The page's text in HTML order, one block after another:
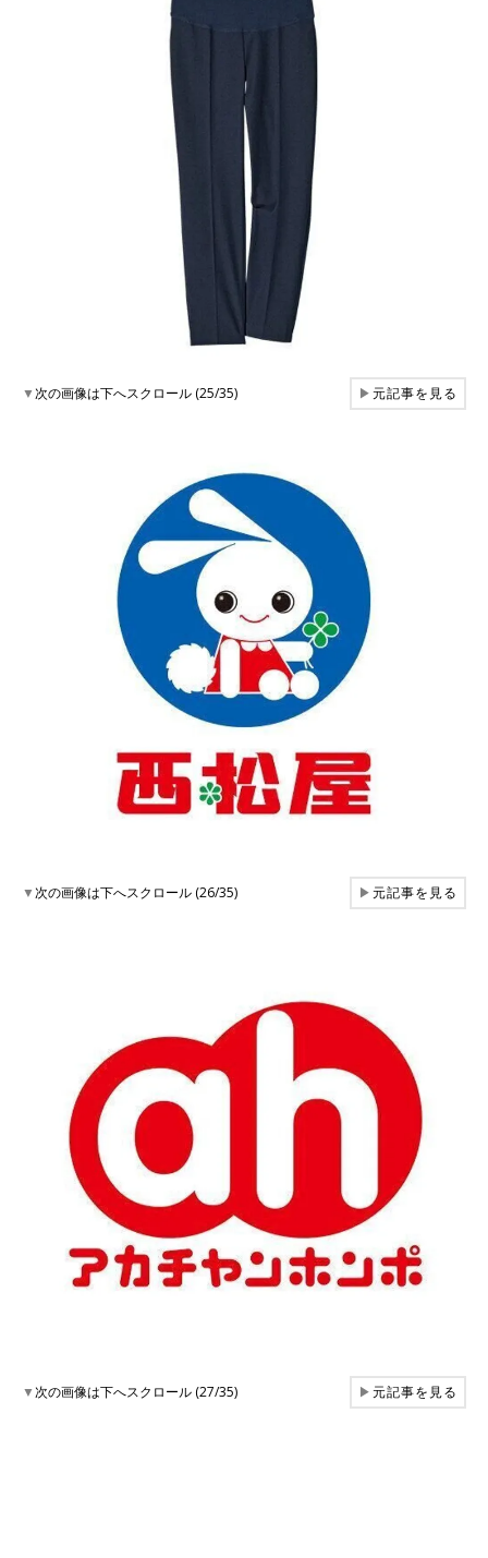
▼次の画像は下へスクロール (25/35) ▶元記事を見る
▼次の画像は下へスクロール (26/35) ▶元記事を見る
▼次の画像は下へスクロール (27/35) ▶元記事を見る